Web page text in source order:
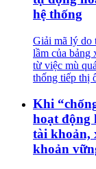
hệ thống
Giải mã lý do
lầm của bảng
từ việc mù
thống tiếp thị
Khi
hoạt động
tài khoản,
khoản